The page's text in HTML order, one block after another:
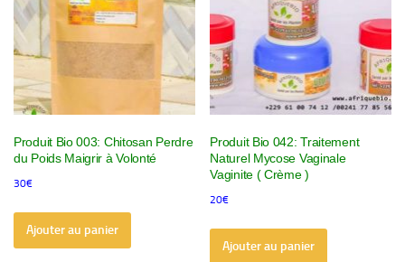
Produit Bio 003: Chitosan Perdre
du Poids Maigrir à Volonté
30€
Ajouter au panier
Produit Bio 042: Traitement
Naturel Mycose Vaginale
Vaginite ( Crème )
20€
Ajouter au panier